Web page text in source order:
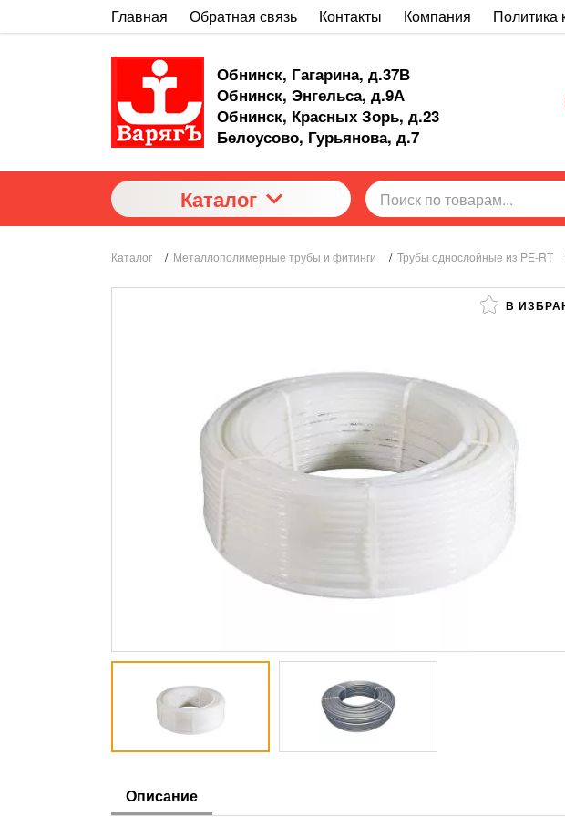
Главная Обратная связь Контакты Компания Политика
Обнинск, Гагарина, д.37В
Обнинск, Энгельса, д.9А
Обнинск, Красных Зорь, д.23
Белоусово, Гурьянова, д.7
Каталог
Каталог / Металлополимерные трубы и фитинги / Трубы однослойные из PE-RT
В
Описание